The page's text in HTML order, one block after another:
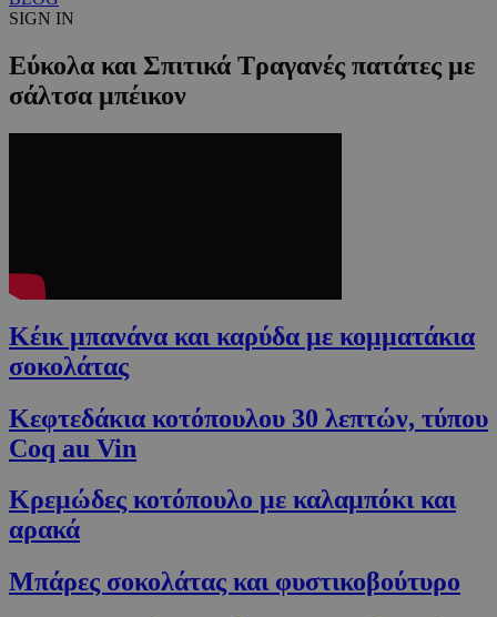
SIGN IN
Εύκολα και Σπιτικά Τραγανές πατάτες με
σάλτσα μπέικον
Κέικ μπανάνα και καρύδα με κομματάκια
σοκολάτας
Κεφτεδάκια κοτόπουλου 30 λεπτών, τύπου
Coq au Vin
Κρεμώδες κοτόπουλο με καλαμπόκι και
αρακά
Μπάρες σοκολάτας και φυστικοβούτυρο